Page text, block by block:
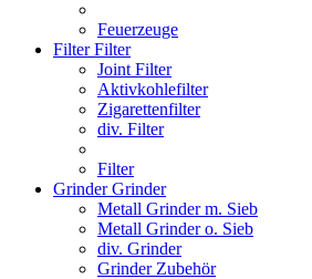
Feuerzeuge
FilterFilter
Joint Filter
Aktivkohlefilter
Zigarettenfilter
div. Filter
Filter
GrinderGrinder
Metall Grinder m. Sieb
Metall Grinder o. Sieb
div. Grinder
Grinder Zubehör